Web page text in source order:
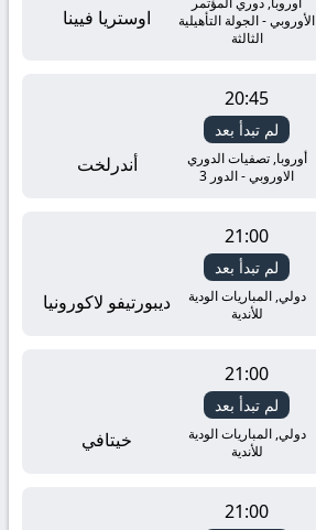
الأوروبي - الجولة التأهيلية
الثالثة
اوستريا فيينا
20:45
لم تبدأ بعد
أوروبا, تصفيات الدوري
الاوروبي - الدور 3
أندرلخت
21:00
لم تبدأ بعد
دولي, المباريات الودية
للأندية
ديبورتيفو لاكورونيا
21:00
لم تبدأ بعد
دولي, المباريات الودية
للأندية
خيتافي
21:00